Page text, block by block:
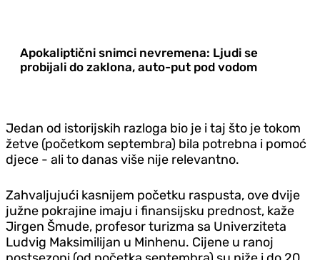
Apokaliptični snimci nevremena: Ljudi se
probijali do zaklona, auto-put pod vodom
Jedan od istorijskih razloga bio je i taj što je tokom
žetve (početkom septembra) bila potrebna i pomoć
djece - ali to danas više nije relevantno.
Zahvaljujući kasnijem početku raspusta, ove dvije
južne pokrajine imaju i finansijsku prednost, kaže
Jirgen Šmude, profesor turizma sa Univerziteta
Ludvig Maksimilijan u Minhenu. Cijene u ranoj